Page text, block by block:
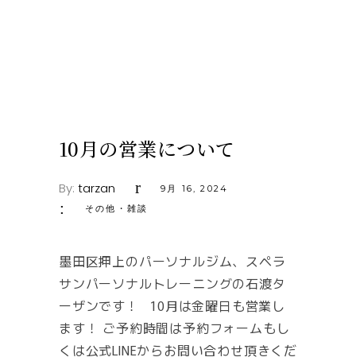
10月の営業について
By: tarzan
9月 16, 2024
その他・雑談
墨田区押上のパーソナルジム、スペラ
サンパーソナルトレーニングの石渡タ
ーザンです！ 10月は金曜日も営業し
ます！ ご予約時間は予約フォームもし
くは公式LINEからお問い合わせ頂きくだ